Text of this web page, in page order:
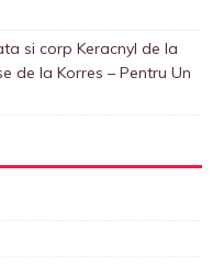
si corp Keracnyl de la
de la Korres – Pentru Un